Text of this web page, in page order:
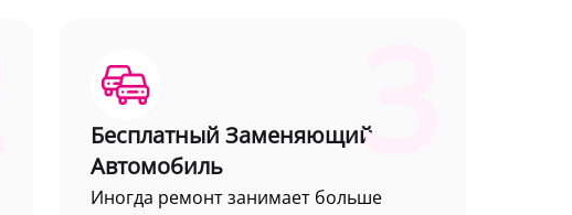
3
Бесплатный Заменяющий
Автомобиль
Иногда ремонт занимает больше